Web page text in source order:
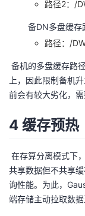
路径2：/
备DN多盘缓存
路径：/
备机的多盘缓存路
上，因此限制备机
前会有较大劣化，需
4 缓存预热
在存算分离模式下
共享数据但不共享
询性能。为此，
端存储主动拉取数